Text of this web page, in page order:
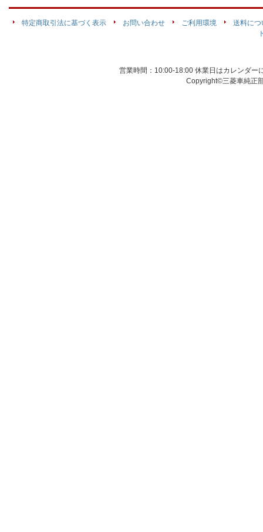
特定商取引法に基づく表示 お問い合わせ ご利用環境
送料につ
営業時間：10:00-18:00 休業日はカレンダー
Copyright©三菱車純正